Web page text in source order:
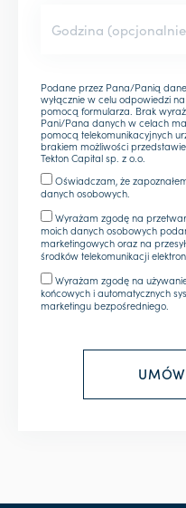
Podane przez Pana/Panią
wyłącznie w celu odpowiedzi
pomocą formularza. Brak
Pani/Pana danych w celach
pomocą telekomunikacyjnych
brakiem możliwości
Tekton Capital sp. z o.o.
Oświadczam, że
danych osobowych.
Wyrażam zgodę na
moich danych osobowych
marketingowych oraz na
środków telekomunikacji
Wyrażam zgodę na
końcowych i automatycznych
marketingu bezpośredniego.